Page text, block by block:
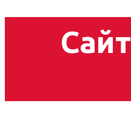
Сайт